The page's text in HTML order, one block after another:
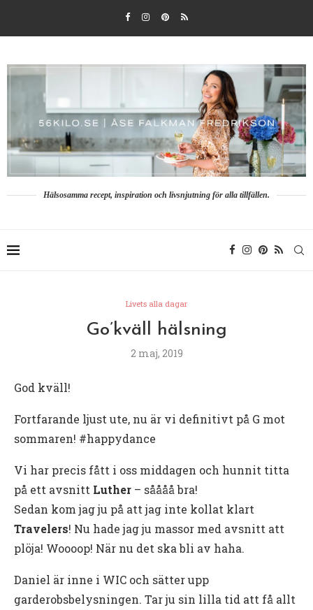
Hälsosamma recept, inspiration och livsnjutning för alla tillfällen.
Livets alla dagar
Go’kväll hälsning
2 maj, 2019
God kväll!
Fortfarande ljust ute, nu är vi definitivt på G mot
sommaren! #happydance
Vi har precis fått i oss middagen och hunnit titta
på ett avsnitt Luther – såååå bra!
Sedan kom jag ju på att jag inte kollat klart
Travelers! Nu hade jag ju massor med avsnitt att
plöja! Woooop! När nu det ska bli av haha.
Daniel är inne i WIC och sätter upp
garderobsbelysningen. Tar ju sin lilla tid att få allt